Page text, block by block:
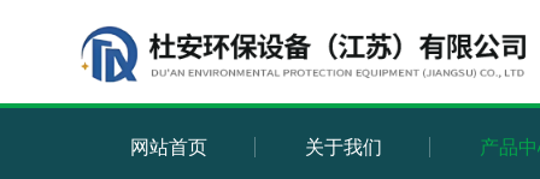
网站首页 关于我们 产品